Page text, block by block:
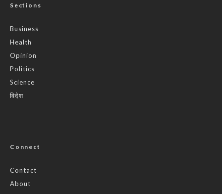
Sections
Business
Health
Opinion
Politics
Science
विदेश
Connect
Contact
About